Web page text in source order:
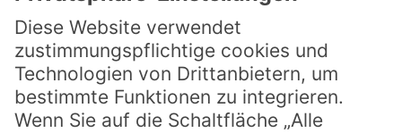
FAQ
Presse
Downloads
Teilnahmebedingungen